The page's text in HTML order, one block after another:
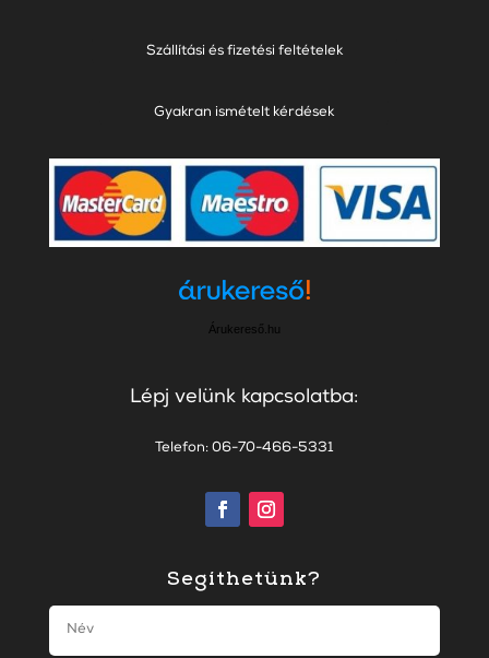
Szállítási és fizetési feltételek
Gyakran ismételt kérdések
Árukereső.hu
Lépj velünk kapcsolatba:
Telefon: 06-70-466-5331
Segíthetünk?